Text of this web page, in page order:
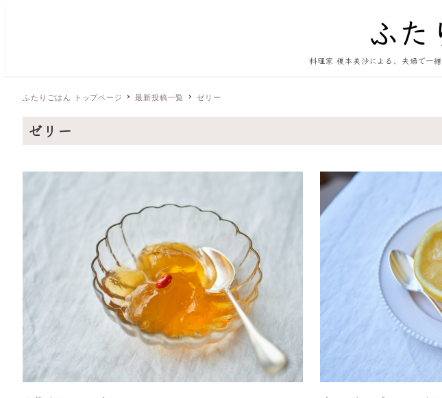
料理家 榎本美沙による、夫婦で一
ふたりごはん トップページ 最新投稿一覧 ゼリー
ゼリー